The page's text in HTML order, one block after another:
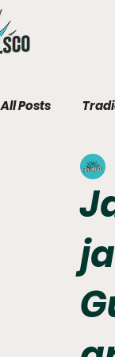
All Posts